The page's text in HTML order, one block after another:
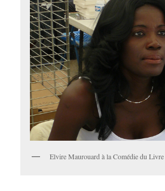
Elvire Maurouard à la Comédie du Livre